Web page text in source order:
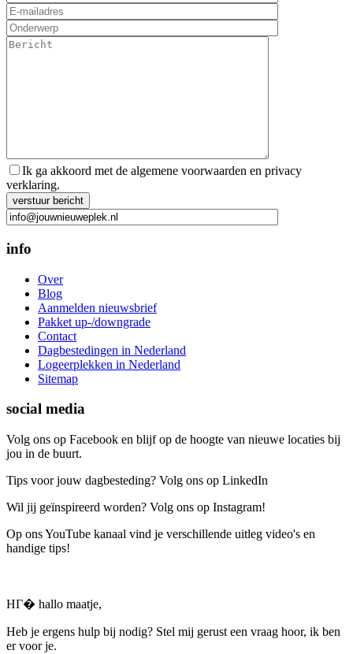
Ik ga akkoord met de algemene voorwaarden en privacy
verklaring.
Gelieve dit veld leeg te laten.
info
Over
Blog
Aanmelden nieuwsbrief
Pakket up-/downgrade
Contact
Dagbestedingen in Nederland
Logeerplekken in Nederland
Sitemap
social media
Volg ons op Facebook en blijf op de hoogte van nieuwe locaties bij
jou in de buurt.
Tips voor jouw dagbesteding? Volg ons op LinkedIn
Wil jij geïnspireerd worden? Volg ons op Instagram!
Op ons YouTube kanaal vind je verschillende uitleg video's en
handige tips!
HГ� hallo maatje,
Heb je ergens hulp bij nodig? Stel mij gerust een vraag hoor, ik ben
er voor je.